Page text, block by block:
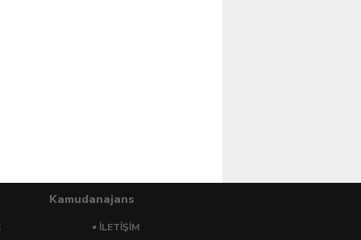
Kamudanajans
İLETİŞİM